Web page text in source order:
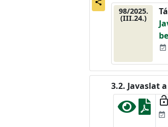
share
98/2025.
(III.24.)
event_available
Javaslat
lock_open
event_available